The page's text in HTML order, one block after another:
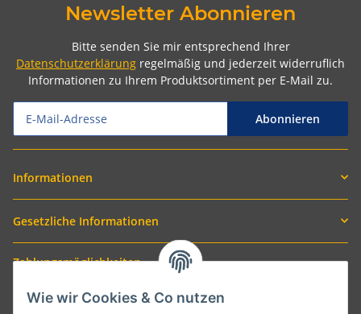
Newsletter Abonnieren
Bitte senden Sie mir entsprechend Ihrer
Datenschutzerklärung regelmäßig und jederzeit widerruflich
Informationen zu Ihrem Produktsortiment per E-Mail zu.
Abonnieren
Informationen
Gesetzliche Informationen
Zahlungsmöglichkeiten
Wie wir Cookies & Co nutzen